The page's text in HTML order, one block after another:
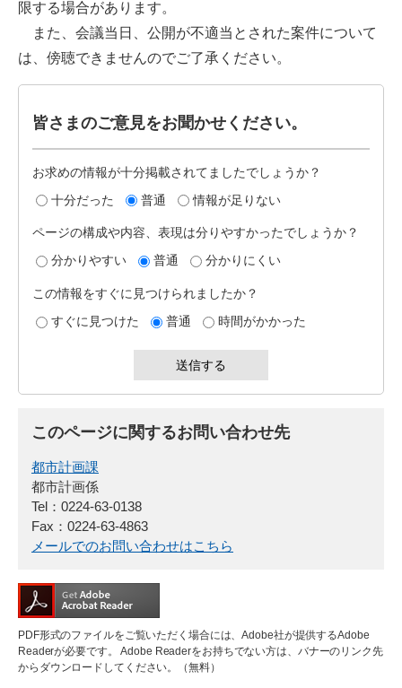
限する場合があります。
また、会議当日、公開が不適当とされた案件について
は、傍聴できませんのでご了承ください。
皆さまのご意見をお聞かせください。
お求めの情報が十分掲載されてましたでしょうか？
十分だった
普通 情報が足りない
ページの構成や内容、表現は分りやすかったでしょうか？
分かりやすい
普通 分かりにくい
この情報をすぐに見つけられましたか？
すぐに見つけた
普通 時間がかかった
このページに関するお問い合わせ先
都市計画課
都市計画係
Tel：0224-63-0138
Fax：0224-63-4863
メールでのお問い合わせはこちら
PDF形式のファイルをご覧いただく場合には、Adobe社が提供するAdobe
Readerが必要です。
Adobe Readerをお持ちでない方は、バナーのリンク先
からダウンロードしてください。（無料）